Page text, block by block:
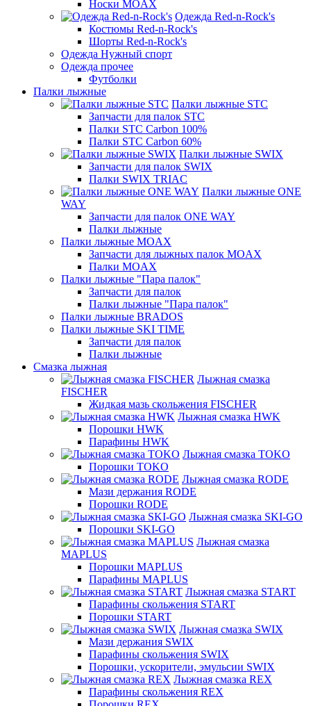
Носки MOAX
Одежда Red-n-Rock's
Костюмы Red-n-Rock's
Шорты Red-n-Rock's
Одежда Нужный спорт
Одежда прочее
Футболки
Палки лыжные
Палки лыжные STC
Запчасти для палок STC
Палки STC Carbon 100%
Палки STC Carbon 60%
Палки лыжные SWIX
Запчасти для палок SWIX
Палки SWIX TRIAC
Палки лыжные ONE
WAY
Запчасти для палок ONE WAY
Палки лыжные
Палки лыжные MOAX
Запчасти для лыжных палок MOAX
Палки MOAX
Палки лыжные "Пара палок"
Запчасти для палок
Палки лыжные "Пара палок"
Палки лыжные BRADOS
Палки лыжные SKI TIME
Запчасти для палок
Палки лыжные
Смазка лыжная
Лыжная смазка
FISCHER
Жидкая мазь скольжения FISCHER
Лыжная смазка HWK
Порошки HWK
Парафины HWK
Лыжная смазка TOKO
Порошки TOKO
Лыжная смазка RODE
Мази держания RODE
Порошки RODE
Лыжная смазка SKI-GO
Порошки SKI-GO
Лыжная смазка
MAPLUS
Порошки MAPLUS
Парафины MAPLUS
Лыжная смазка START
Парафины скольжения START
Порошки START
Лыжная смазка SWIX
Мази держания SWIX
Парафины скольжения SWIX
Порошки, ускорители, эмульсии SWIX
Лыжная смазка REX
Парафины скольжения REX